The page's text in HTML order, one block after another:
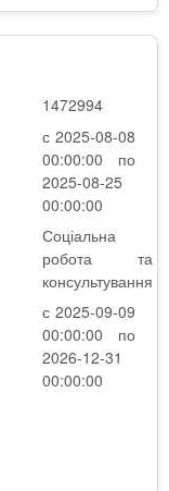
1472994
с 2025-08-08
00:00:00 по
2025-08-25
00:00:00
Соціальна
робота та
консультування
с 2025-09-09
00:00:00 по
2026-12-31
00:00:00